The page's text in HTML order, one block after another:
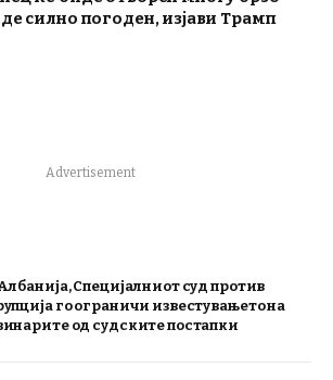
силно погоден, изјави Трамп
Advertisement
Специјалниот суд против
го ограничи известувањето на
од судските постапки